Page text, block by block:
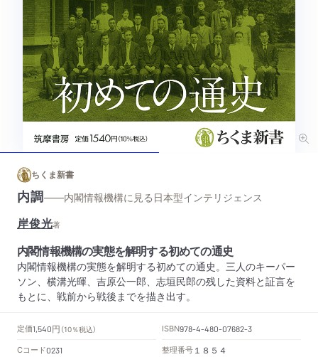
ちくま新書
内調——内閣情報機構に見る日本型インテリジェンス
岸俊光著
内閣情報機構の実態を解明する初めての通史
内閣情報機構の実態を解明する初めての通史。三人のキーパー
ソン、横溝光暉、吉原公一郎、志垣民郎の残した資料と証言を
もとに、戦前から戦後までを描き出す。
定価1,540円 （10％税込） ISBN978-4-480-07682-3
Cコード0231 整理番号 １８５４